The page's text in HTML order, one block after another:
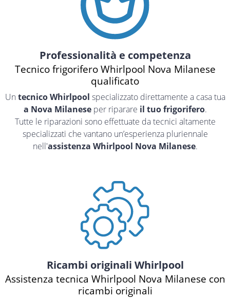
Professionalità e competenza
Tecnico frigorifero Whirlpool Nova Milanese
qualificato
Un tecnico Whirlpool specializzato direttamente a casa tua
a Nova Milaneseper riparare il tuo frigorifero.
Tutte le riparazioni sono effettuate da tecnici altamente
specializzati che vantano un’esperienza pluriennale
nell'assistenza Whirlpool Nova Milanese.
Ricambi originali Whirlpool
Assistenza tecnica Whirlpool Nova Milanese con
ricambi originali